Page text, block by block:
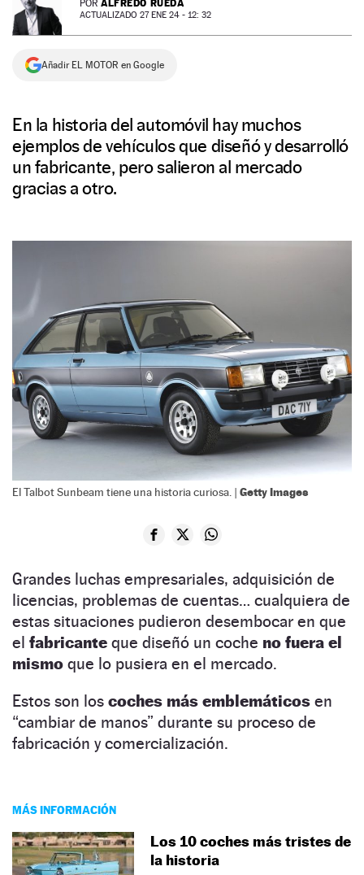
NEWSLETTER
SÍGUENOS
POR ALFREDO RUEDA
ACTUALIZADO 27 ENE 24 - 12: 32
Añadir EL MOTOR en Google
En la historia del automóvil hay muchos
ejemplos de vehículos que diseñó y desarrolló
un fabricante, pero salieron al mercado
gracias a otro.
El Talbot Sunbeam tiene una historia curiosa. | Getty Images
Grandes luchas empresariales, adquisición de
licencias, problemas de cuentas… cualquiera de
estas situaciones pudieron desembocar en que
el fabricante que diseñó un coche no fuera el
mismo que lo pusiera en el mercado.
Estos son los coches más emblemáticos en
“cambiar de manos” durante su proceso de
fabricación y comercialización.
MÁS INFORMACIÓN
Los 10 coches más tristes de
la historia